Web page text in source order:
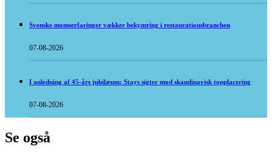
Svenske momserfaringer vækker bekymring i restaurationsbranchen
07-08-2026
I anledning af 45-års jubilæum: Stays sigter mod skandinavisk topplacering
07-08-2026
Se også